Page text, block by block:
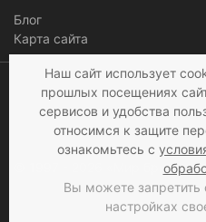
Блог
Карта сайта
© 1997 - 2026 «Мир брюк»
Наш сайт использует
прошлых посещениях
сервисов и удобства
относимся к защите
ознакомьтесь с
Вы можете запретить
настройках